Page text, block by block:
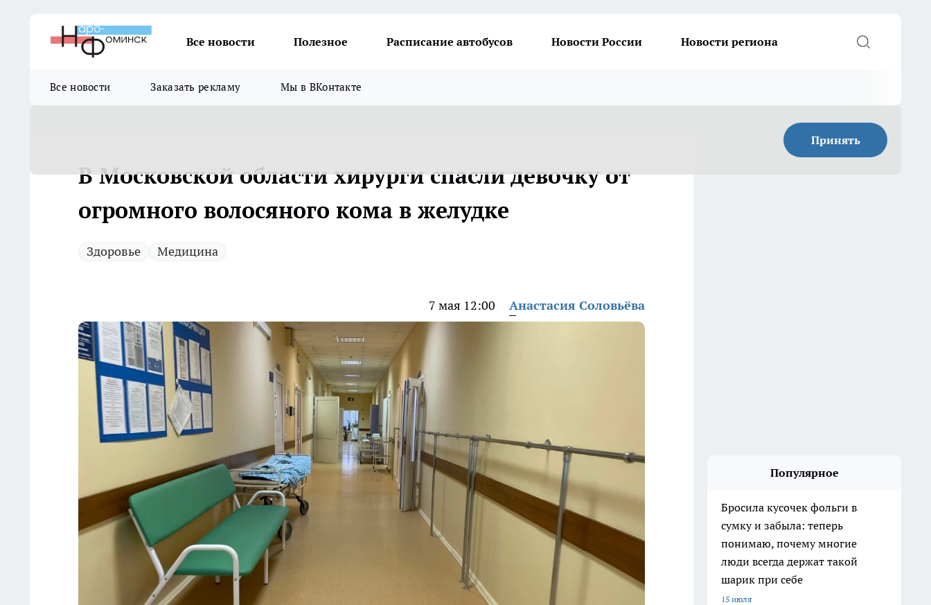
Все новости Полезное Расписание автобусов Новости России Новости региона
Все новости Заказать рекламу Мы в ВКонтакте
Принять
В Московской области хирурги спасли девочку от
огромного волосяного кома в желудке
Здоровье Медицина
7 мая 12:00 Анастасия Соловьёва
Популярное
Бросила кусочек фольги в
сумку и забыла: теперь
понимаю, почему многие
люди всегда держат такой
шарик при себе
15 июля